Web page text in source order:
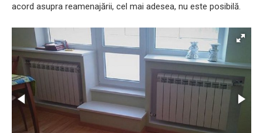
acord asupra reamenajării, cel mai adesea, nu este posibilă.